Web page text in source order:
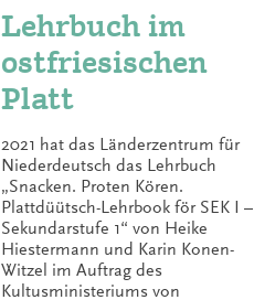
Lehrbuch im
ostfriesischen
Platt
2021 hat das Länderzentrum für
Niederdeutsch das Lehrbuch
„Snacken. Proten Kören.
Plattdüütsch-Lehrbook för SEK I –
Sekundarstufe 1“ von Heike
Hiestermann und Karin Konen-
Witzel im Auftrag des
Kultusministeriums von